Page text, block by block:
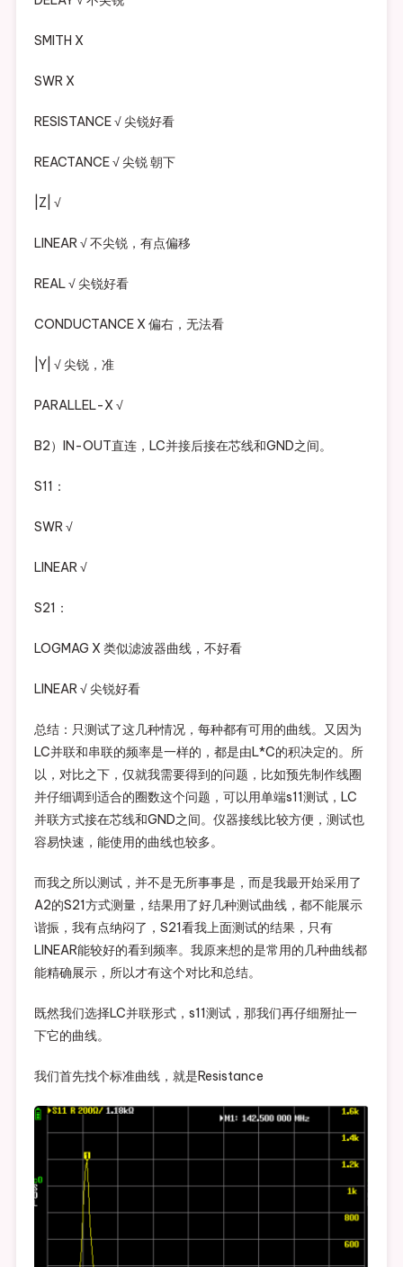
SMITH X
SWR X
RESISTANCE √ 尖锐好看
REACTANCE √ 尖锐 朝下
|Z| √
LINEAR √ 不尖锐，有点偏移
REAL √ 尖锐好看
CONDUCTANCE X 偏右，无法看
|Y| √ 尖锐，准
PARALLEL-X √
B2）IN-OUT直连，LC并接后接在芯线和GND之间。
S11：
SWR √
LINEAR √
S21：
LOGMAG X 类似滤波器曲线，不好看
LINEAR √ 尖锐好看
总结：只测试了这几种情况，每种都有可用的曲线。又因为
LC并联和串联的频率是一样的，都是由L*C的积决定的。所
以，对比之下，仅就我需要得到的问题，比如预先制作线圈
并仔细调到适合的圈数这个问题，可以用单端s11测试，LC
并联方式接在芯线和GND之间。仪器接线比较方便，测试也
容易快速，能使用的曲线也较多。
而我之所以测试，并不是无所事事是，而是我最开始采用了
A2的S21方式测量，结果用了好几种测试曲线，都不能展示
谐振，我有点纳闷了，S21看我上面测试的结果，只有
LINEAR能较好的看到频率。我原来想的是常用的几种曲线都
能精确展示，所以才有这个对比和总结。
既然我们选择LC并联形式，s11测试，那我们再仔细掰扯一
下它的曲线。
我们首先找个标准曲线，就是Resistance